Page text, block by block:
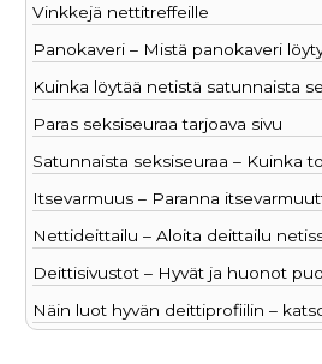
Vinkkejä nettitreffeille
Panokaveri – Mistä panokaveri
Kuinka löytää netistä satunnaista
Paras seksiseuraa tarjoava sivu
Satunnaista seksiseuraa – Kuinka
Itsevarmuus – Paranna
Nettideittailu – Aloita deittailu
Deittisivustot – Hyvät ja huonot
Näin luot hyvän deittiprofiilin –